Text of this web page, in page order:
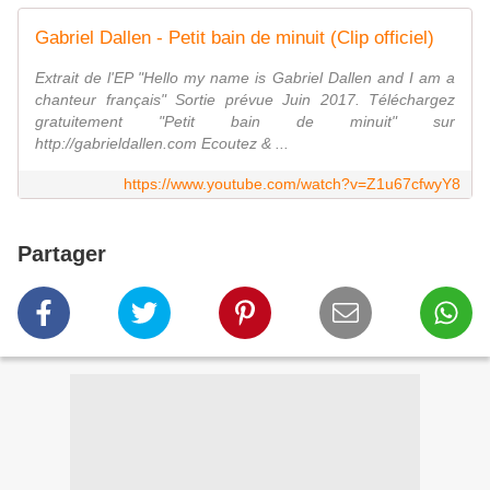
Gabriel Dallen - Petit bain de minuit (Clip officiel)
Extrait de l'EP "Hello my name is Gabriel Dallen and I am a
chanteur français" Sortie prévue Juin 2017. Téléchargez
gratuitement "Petit bain de minuit" sur
http://gabrieldallen.com Ecoutez & ...
https://www.youtube.com/watch?v=Z1u67cfwyY8
Partager